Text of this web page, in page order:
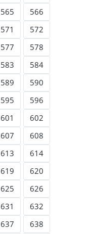
565
566
571
572
577
578
583
584
589
590
595
596
601
602
607
608
613
614
619
620
625
626
631
632
637
638